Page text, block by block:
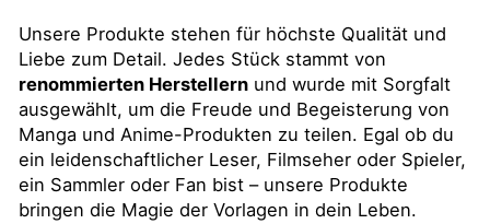
Unsere Produkte stehen für höchste Qualität und
Liebe zum Detail. Jedes Stück stammt von
renommierten Herstellern und wurde mit Sorgfalt
ausgewählt, um die Freude und Begeisterung von
Manga und Anime-Produkten zu teilen. Egal ob du
ein leidenschaftlicher Leser, Filmseher oder Spieler,
ein Sammler oder Fan bist – unsere Produkte
bringen die Magie der Vorlagen in dein Leben.